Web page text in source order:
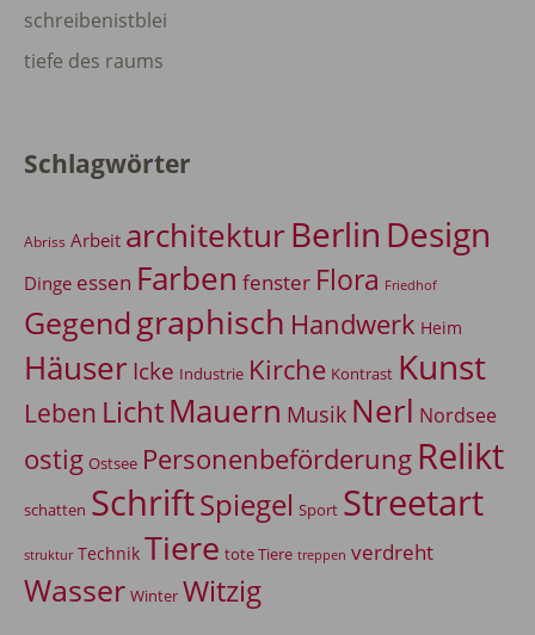
schreibenistblei
tiefe des raums
Schlagwörter
Abriss Arbeit architekturBerlin Design
Dinge essen Farben fenster Flora Friedhof
Gegendgraphisch Handwerk Heim
Häuser Icke Industrie Kirche Kontrast Kunst
Leben LichtMauern Musik Nerl Nordsee
ostig Ostsee Personenbeförderung Relikt
schatten SchriftSpiegel Sport Streetart
struktur Technik Tiere tote Tiere treppen verdreht
Wasser Winter Witzig